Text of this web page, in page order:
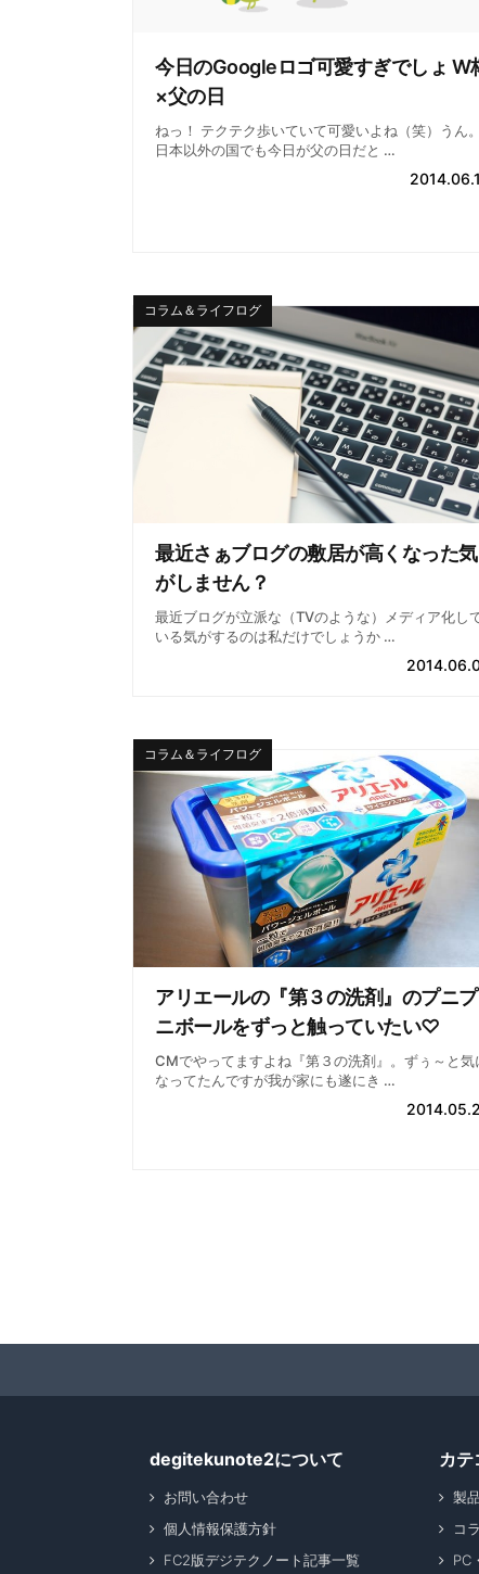
今日のGoogleロゴ可愛すぎでしょ W
×父の日
ねっ！ テクテク歩いていて可愛いよね（笑）うん。
日本以外の国でも今日が父の日だと …
最近さぁブログの敷居が高くなった気
がしません？
最近ブログが立派な（TVのような）メディア化し
いる気がするのは私だけでしょうか …
コラム＆ライフログ
アリエールの『第３の洗剤』のプニプ
ニボールをずっと触っていたい♡
CMでやってますよね『第３の洗剤』。ずぅ～と気
なってたんですが我が家にも遂にき …
コラム＆ライフログ
degitekunote2について
お問い合わせ
個人情報保護方針
FC2版デジテクノート記事一覧
カテ
製
コ
PC